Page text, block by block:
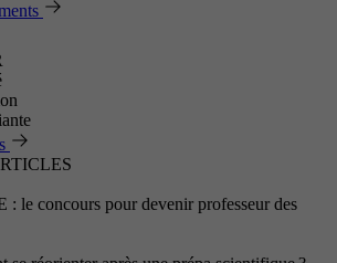
: le concours pour devenir professeur des